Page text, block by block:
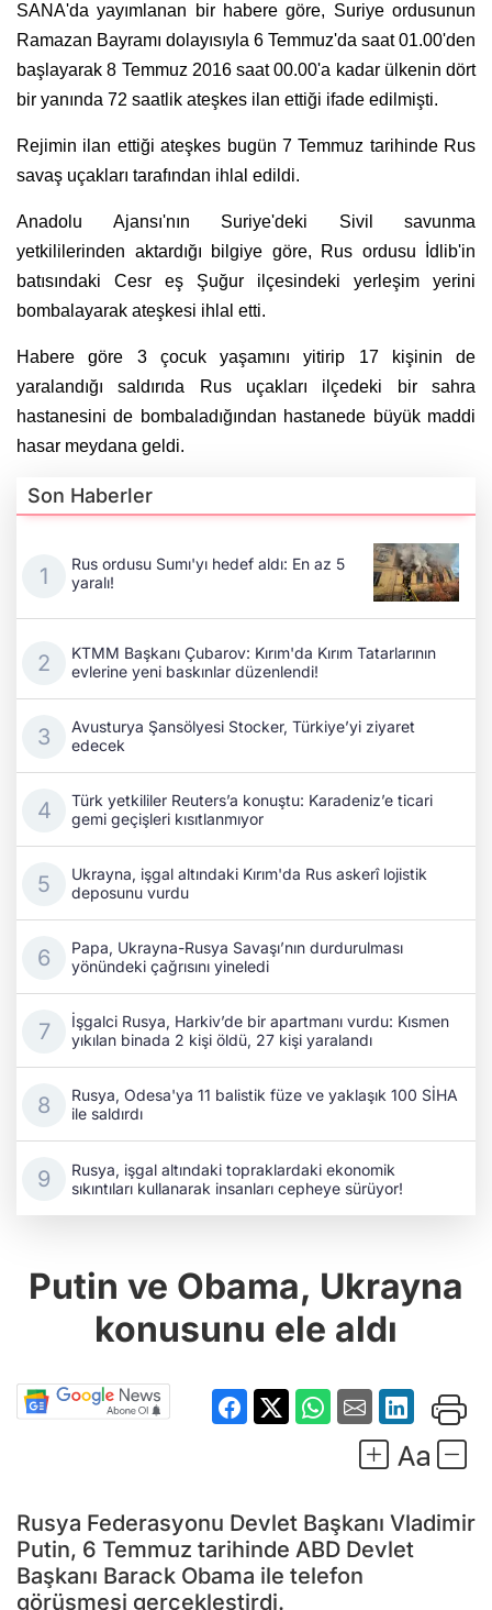
SANA'da yayımlanan bir habere göre, Suriye ordusunun
Ramazan Bayramı dolayısıyla 6 Temmuz'da saat 01.00'den
başlayarak 8 Temmuz 2016 saat 00.00'a kadar ülkenin dört
bir yanında 72 saatlik ateşkes ilan ettiği ifade edilmişti.
Rejimin ilan ettiği ateşkes bugün 7 Temmuz tarihinde Rus
savaş uçakları tarafından ihlal edildi.
Anadolu Ajansı'nın Suriye'deki Sivil savunma
yetkililerinden aktardığı bilgiye göre, Rus ordusu İdlib'in
batısındaki Cesr eş Şuğur ilçesindeki yerleşim yerini
bombalayarak ateşkesi ihlal etti.
Habere göre 3 çocuk yaşamını yitirip 17 kişinin de
yaralandığı saldırıda Rus uçakları ilçedeki bir sahra
hastanesini de bombaladığından hastanede büyük maddi
hasar meydana geldi.
Son Haberler
Rus ordusu Sumı'yı hedef aldı: En az 5
yaralı!
KTMM Başkanı Çubarov: Kırım'da Kırım Tatarlarının
evlerine yeni baskınlar düzenlendi!
Avusturya Şansölyesi Stocker, Türkiye’yi ziyaret
edecek
Türk yetkililer Reuters’a konuştu: Karadeniz’e ticari
gemi geçişleri kısıtlanmıyor
Ukrayna, işgal altındaki Kırım'da Rus askerî lojistik
deposunu vurdu
Papa, Ukrayna-Rusya Savaşı’nın durdurulması
yönündeki çağrısını yineledi
İşgalci Rusya, Harkiv’de bir apartmanı vurdu: Kısmen
yıkılan binada 2 kişi öldü, 27 kişi yaralandı
Rusya, Odesa'ya 11 balistik füze ve yaklaşık 100 SİHA
ile saldırdı
Rusya, işgal altındaki topraklardaki ekonomik
sıkıntıları kullanarak insanları cepheye sürüyor!
Putin ve Obama, Ukrayna
konusunu ele aldı
Rusya Federasyonu Devlet Başkanı Vladimir
Putin, 6 Temmuz tarihinde ABD Devlet
Başkanı Barack Obama ile telefon
görüşmesi gerçekleştirdi.